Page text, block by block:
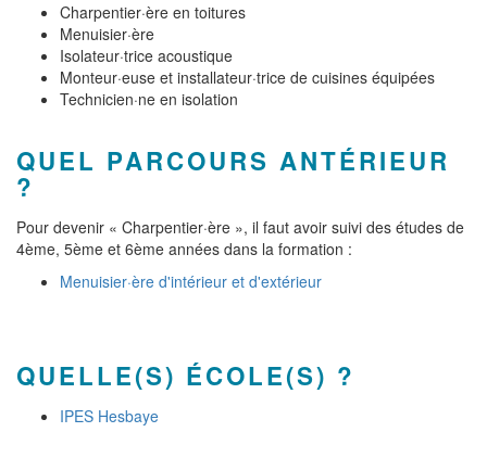
Charpentier·ère en toitures
Menuisier·ère
Isolateur·trice acoustique
Monteur·euse et installateur·trice de cuisines équipées
Technicien·ne en isolation
QUEL PARCOURS ANTÉRIEUR
?
Pour devenir « Charpentier·ère », il faut avoir suivi des études de
4ème, 5ème et 6ème années dans la formation :
Menuisier·ère d'intérieur et d'extérieur
QUELLE(S) ÉCOLE(S) ?
IPES Hesbaye